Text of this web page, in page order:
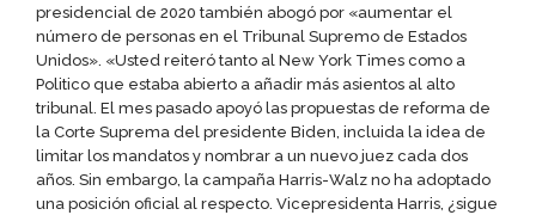
presidencial de 2020 también abogó por «aumentar el
número de personas en el Tribunal Supremo de Estados
Unidos». «Usted reiteró tanto al New York Times como a
Politico que estaba abierto a añadir más asientos al alto
tribunal. El mes pasado apoyó las propuestas de reforma de
la Corte Suprema del presidente Biden, incluida la idea de
limitar los mandatos y nombrar a un nuevo juez cada dos
años. Sin embargo, la campaña Harris-Walz no ha adoptado
una posición oficial al respecto. Vicepresidenta Harris, ¿sigue